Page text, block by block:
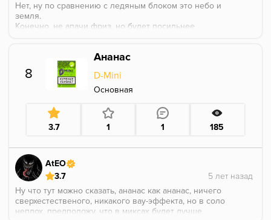
Нет, ну по сравнению с ледяным блоком это небо и
земля.
Конечно, не апачи фриз, но будет посильнее
Определенно, на тот момент, он был вне
конкуренции... Ну вместе с холодком d-gastro
конечно.
8
Ананас
D-Mini
Основная
3.7 1 1 185
AtEO
3.7
Ну что тут можно сказать, ананас как ананас, ничего
сверхестественого, никакого вау-эффекта, но в соло
неплох, предположу, что в миксах будет лучше.